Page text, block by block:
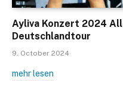
Ayliva Konzert 2024
Deutschlandtour
9. October 2024
mehr lesen